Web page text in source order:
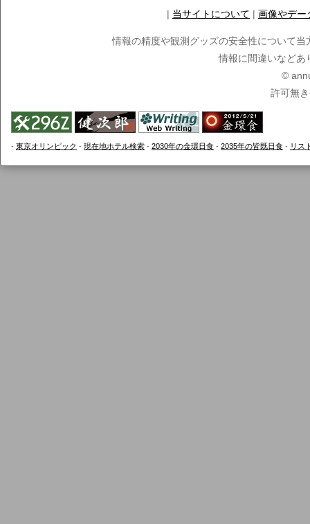
| 当サイトについて | 画像やデー
情報の精度や観測グッズの安全性について
情報に間違いなどあ
©
許可無
- 東京オリンピック - 現在地ホテル検索 - 2030年の金環日食 - 2035年の皆既日食 - リス